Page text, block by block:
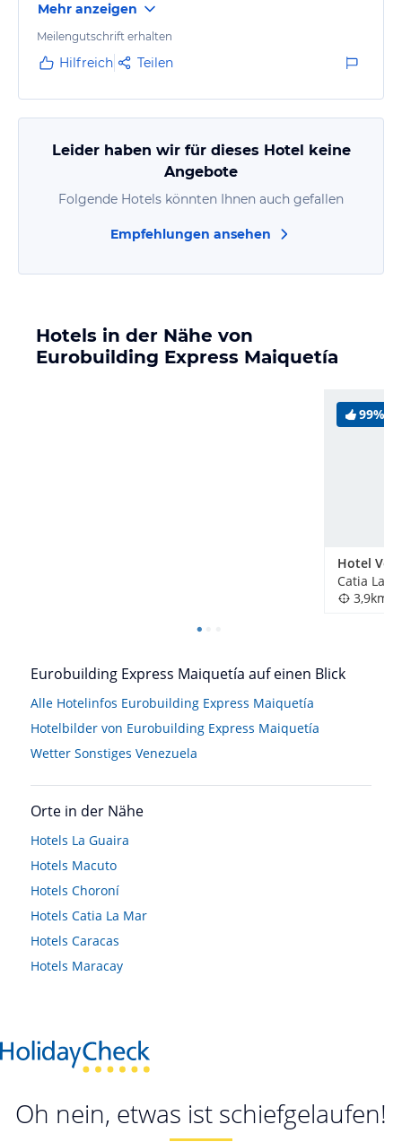
Mehr anzeigen
Meilengutschrift erhalten
Hilfreich Teilen
Leider haben wir für dieses Hotel keine
Angebote
Folgende Hotels könnten Ihnen auch gefallen
Empfehlungen ansehen
Hotels in der Nähe von
Eurobuilding Express Maiquetía
99%
Catia La
3,9km
Eurobuilding Express Maiquetía auf einen Blick
Alle Hotelinfos Eurobuilding Express Maiquetía
Hotelbilder von Eurobuilding Express Maiquetía
Wetter Sonstiges Venezuela
Orte in der Nähe
Hotels La Guaira
Hotels Macuto
Hotels Choroní
Hotels Catia La Mar
Hotels Caracas
Hotels Maracay
Oh nein, etwas ist schiefgelaufen!